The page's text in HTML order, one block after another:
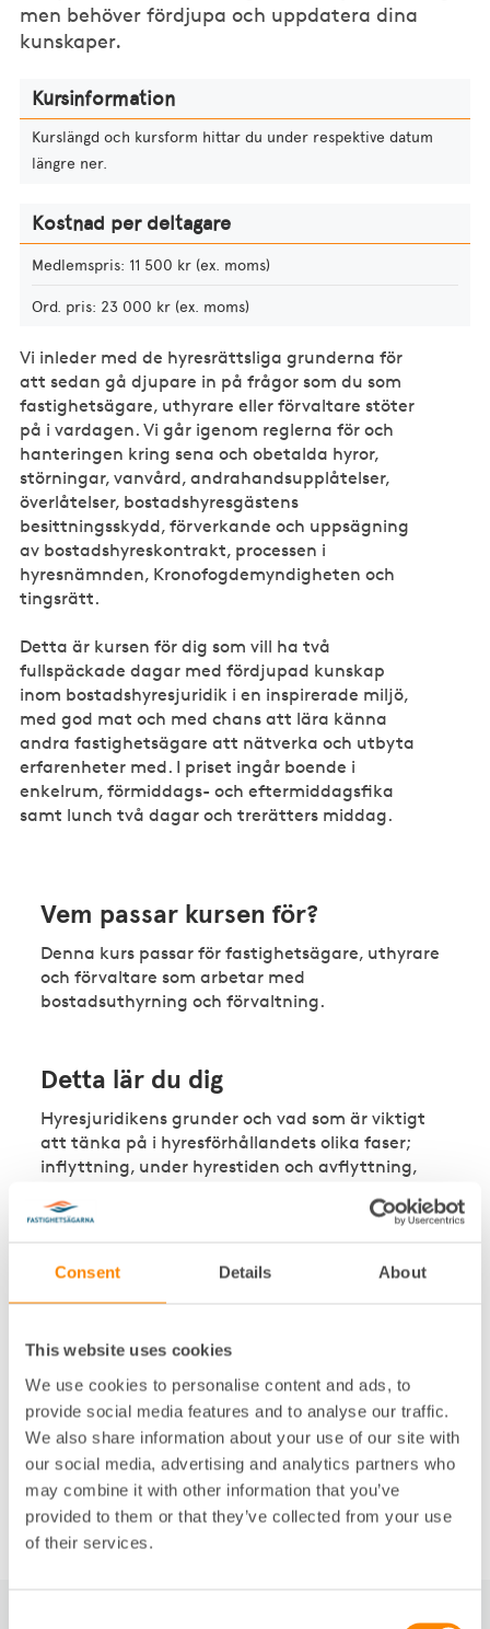
Consent Details About
This website uses cookies
We use cookies to personalise content and ads, to
provide social media features and to analyse our traffic.
We also share information about your use of our site with
our social media, advertising and analytics partners who
may combine it with other information that you’ve
provided to them or that they’ve collected from your use
of their services.
men behöver fördjupa och uppdatera dina
kunskaper.
Kursinformation
Kurslängd och kursform hittar du under respektive datum
längre ner.
Kostnad per deltagare
Medlemspris: 11 500 kr (ex. moms)
Ord. pris: 23 000 kr (ex. moms)
Vi inleder med de hyresrättsliga grunderna för
att sedan gå djupare in på frågor som du som
fastighetsägare, uthyrare eller förvaltare stöter
på i vardagen. Vi går igenom reglerna för och
hanteringen kring sena och obetalda hyror,
störningar, vanvård, andrahandsupplåtelser,
överlåtelser, bostadshyresgästens
besittningsskydd, förverkande och uppsägning
av bostadshyreskontrakt, processen i
hyresnämnden, Kronofogdemyndigheten och
tingsrätt.
Detta är kursen för dig som vill ha två
fullspäckade dagar med fördjupad kunskap
inom bostadshyresjuridik i en inspirerade miljö,
med god mat och med chans att lära känna
andra fastighetsägare att nätverka och utbyta
erfarenheter med. I priset ingår boende i
enkelrum, förmiddags- och eftermiddagsfika
samt lunch två dagar och trerätters middag.
Vem passar kursen för?
Denna kurs passar för fastighetsägare, uthyrare
och förvaltare som arbetar med
bostadsuthyrning och förvaltning.
Detta lär du dig
Hyresjuridikens grunder och vad som är viktigt
att tänka på i hyresförhållandets olika faser;
inflyttning, under hyrestiden och avflyttning,
störningar och vanvård
förverkande och uppsägning av
bostadshyreskontrakt
hur en tvist ska hanteras och hur processen i
hyresnämnden, Kronofogdemyndigheten och
tingsrätt ser ut